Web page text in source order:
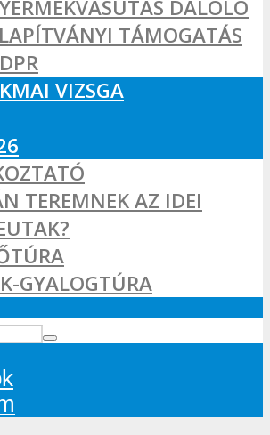
DALOLÓ
TÁMOGATÁS
VIZSGA
TEREMNEK AZ IDEI
GYALOGTÚRA